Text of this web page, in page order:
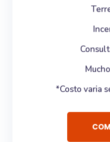
*Costo varia